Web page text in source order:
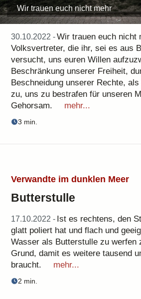
Wir trauen euch nicht mehr
30.10.2022 -Wir trauen euch nicht
Volksvertreter, die ihr, sei es aus
versucht, uns euren Willen
Beschränkung unserer Freiheit,
Beschneidung unserer Rechte,
zu, uns zu bestrafen für unseren
Gehorsam.
mehr...
3 min.
Verwandte im dunklen Meer
Butterstulle
17.10.2022 - Ist es rechtens, den
glatt poliert hat und flach und
Wasser als Butterstulle zu werfen
Grund, damit es weitere tausend
braucht.
mehr...
2 min.